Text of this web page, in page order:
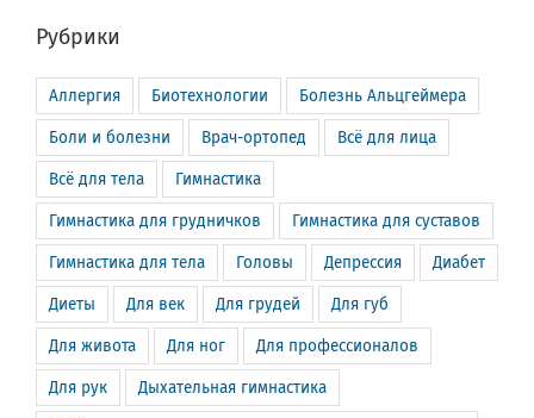
Рубрики
Аллергия Биотехнологии Болезнь Альцгеймера
Боли и болезни Врач-ортопед Всё для лица
Всё для тела Гимнастика
Гимнастика для грудничков Гимнастика для суставов
Гимнастика для тела Головы Депрессия Диабет
Диеты Для век Для грудей Для губ
Для живота Для ног Для профессионалов
Для рук Дыхательная гимнастика